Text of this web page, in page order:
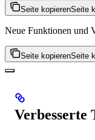
Seite kopierenSeite
Neue Funktionen und
Seite kopierenSeite
Verbesserte